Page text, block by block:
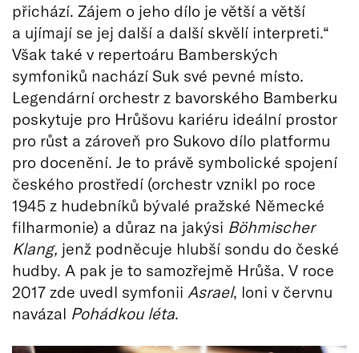
přichází. Zájem o jeho dílo je větší a větší
a ujímají se jej další a další skvělí interpreti.“
Však také v repertoáru Bamberských
symfoniků nachází Suk své pevné místo.
Legendární orchestr z bavorského Bamberku
poskytuje pro Hrůšovu kariéru ideální prostor
pro růst a zároveň pro Sukovo dílo platformu
pro docenění. Je to právě symbolické spojení
českého prostředí (orchestr vznikl po roce
1945 z hudebníků bývalé pražské Německé
filharmonie) a důraz na jakýsi Böhmischer
Klang, jenž podněcuje hlubší sondu do české
hudby. A pak je to samozřejmě Hrůša. V roce
2017 zde uvedl symfonii Asrael, loni v červnu
navázal Pohádkou léta.